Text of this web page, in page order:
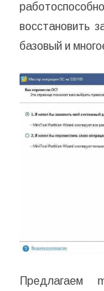
восстановить
базовый и
Предлагаем